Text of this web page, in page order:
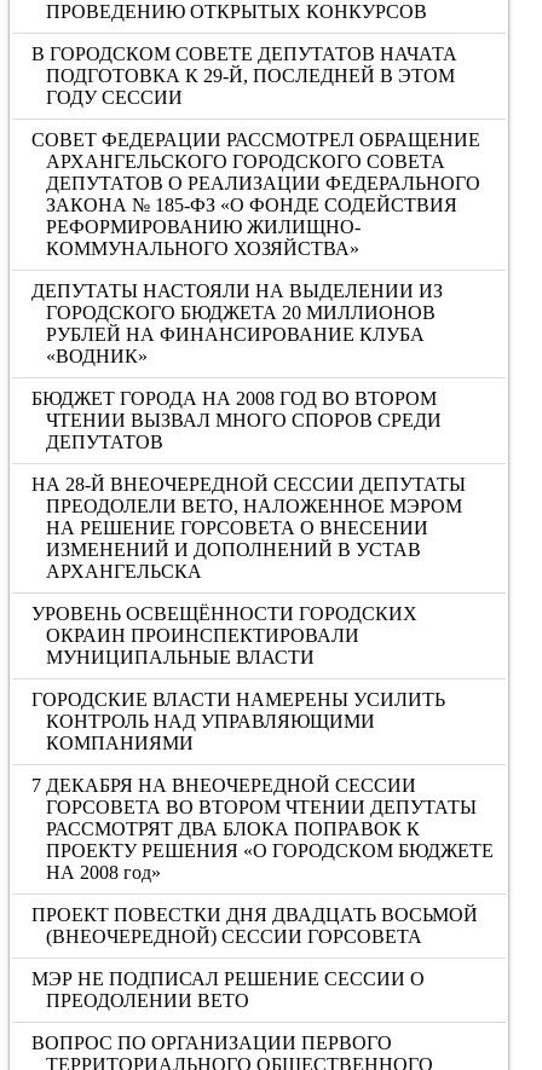
ПРОВЕДЕНИЮ ОТКРЫТЫХ КОНКУРСОВ
В ГОРОДСКОМ СОВЕТЕ ДЕПУТАТОВ НАЧАТА
ПОДГОТОВКА К 29-Й, ПОСЛЕДНЕЙ В ЭТОМ
ГОДУ СЕССИИ
СОВЕТ ФЕДЕРАЦИИ РАССМОТРЕЛ ОБРАЩЕНИЕ
АРХАНГЕЛЬСКОГО ГОРОДСКОГО СОВЕТА
ДЕПУТАТОВ О РЕАЛИЗАЦИИ ФЕДЕРАЛЬНОГО
ЗАКОНА № 185-ФЗ «О ФОНДЕ СОДЕЙСТВИЯ
РЕФОРМИРОВАНИЮ ЖИЛИЩНО-
КОММУНАЛЬНОГО ХОЗЯЙСТВА»
ДЕПУТАТЫ НАСТОЯЛИ НА ВЫДЕЛЕНИИ ИЗ
ГОРОДСКОГО БЮДЖЕТА 20 МИЛЛИОНОВ
РУБЛЕЙ НА ФИНАНСИРОВАНИЕ КЛУБА
«ВОДНИК»
БЮДЖЕТ ГОРОДА НА 2008 ГОД ВО ВТОРОМ
ЧТЕНИИ ВЫЗВАЛ МНОГО СПОРОВ СРЕДИ
ДЕПУТАТОВ
НА 28-Й ВНЕОЧЕРЕДНОЙ СЕССИИ ДЕПУТАТЫ
ПРЕОДОЛЕЛИ ВЕТО, НАЛОЖЕННОЕ МЭРОМ
НА РЕШЕНИЕ ГОРСОВЕТА О ВНЕСЕНИИ
ИЗМЕНЕНИЙ И ДОПОЛНЕНИЙ В УСТАВ
АРХАНГЕЛЬСКА
УРОВЕНЬ ОСВЕЩЁННОСТИ ГОРОДСКИХ
ОКРАИН ПРОИНСПЕКТИРОВАЛИ
МУНИЦИПАЛЬНЫЕ ВЛАСТИ
ГОРОДСКИЕ ВЛАСТИ НАМЕРЕНЫ УСИЛИТЬ
КОНТРОЛЬ НАД УПРАВЛЯЮЩИМИ
КОМПАНИЯМИ
7 ДЕКАБРЯ НА ВНЕОЧЕРЕДНОЙ СЕССИИ
ГОРСОВЕТА ВО ВТОРОМ ЧТЕНИИ ДЕПУТАТЫ
РАССМОТРЯТ ДВА БЛОКА ПОПРАВОК К
ПРОЕКТУ РЕШЕНИЯ «О ГОРОДСКОМ БЮДЖЕТЕ
НА 2008 год»
ПРОЕКТ ПОВЕСТКИ ДНЯ ДВАДЦАТЬ ВОСЬМОЙ
(ВНЕОЧЕРЕДНОЙ) СЕССИИ ГОРСОВЕТА
МЭР НЕ ПОДПИСАЛ РЕШЕНИЕ СЕССИИ О
ПРЕОДОЛЕНИИ ВЕТО
ВОПРОС ПО ОРГАНИЗАЦИИ ПЕРВОГО
ТЕРРИТОРИАЛЬНОГО ОБЩЕСТВЕННОГО